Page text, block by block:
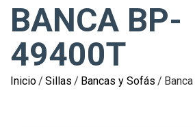
BANCA BP-
49400T
Inicio/ Sillas / Bancas y Sofás /